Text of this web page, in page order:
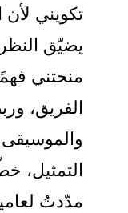
تكويني
يضيّق
منحتني
الفريق،
التمثيل،
مدّدتُ